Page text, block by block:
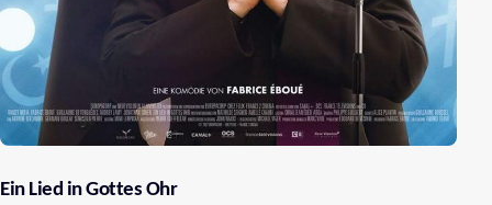
Ein Lied in Gottes Ohr